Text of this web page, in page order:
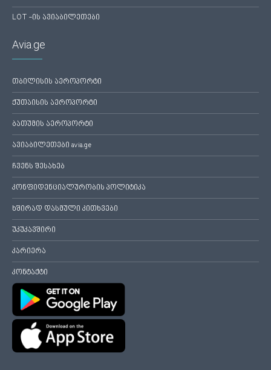
LOT -ის ავიაბილეთები
Avia.ge
თბილისის აეროპორტი
ქუთაისის აეროპორტი
ბათუმის აეროპორტი
ავიაბილეთები avia.ge
ჩვენს შესახებ
კონფიდენციალურობის პოლიტიკა
ხშირად დასმული კითხვები
უკუკავშირი
კარიერა
კონტაქტი